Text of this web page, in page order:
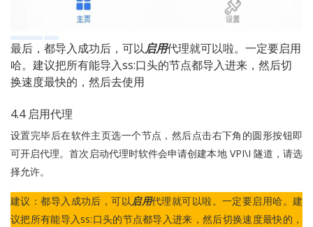
最后，都导入成功后，可以启用代理就可以啦。一定要启用
哈。建议把所有能导入ss:口头的节点都导入进来，然后切
换速度最快的，然后去使用
4.4 启用代理
设置完毕后在软件主页选一个节点，然后点击右下角的圆形按钮即
可开启代理。首次启动代理时软件会申请创建本地 VPI\I 隧道，请选
择允许。
建议：都导入成功后，可以启用代理就可以啦。一定要启用哈。建
议把所有能导入ss:口头的节点都导入进来，然后切换速度最快的，